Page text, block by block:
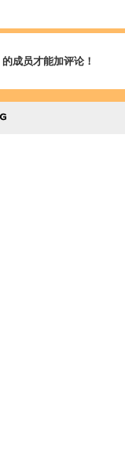
成员才能加评论！